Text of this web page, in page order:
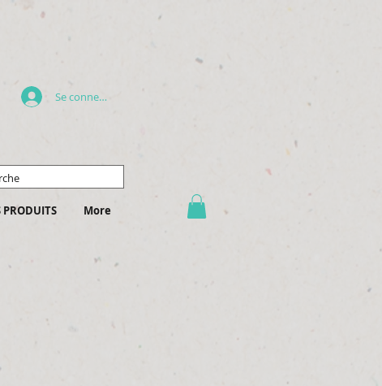
Se connecter
PRODUITS More